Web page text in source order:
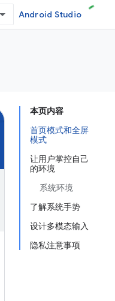
Android Studio
本页内容
首页模式和全屏
模式
让用户掌控自己
的环境
系统环境
了解系统手势
设计多模态输入
隐私注意事项